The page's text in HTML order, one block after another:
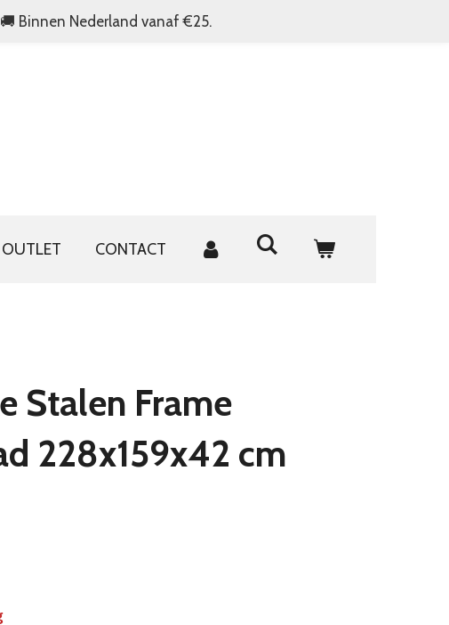
Binnen Nederland vanaf €25.
OUTLET CONTACT
Stalen Frame
228x159x42 cm